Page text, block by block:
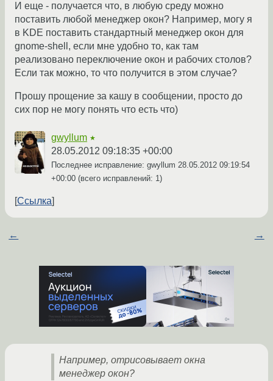
И еще - получается что, в любую среду можно
поставить любой менеджер окон? Например, могу я
в KDE поставить стандартный менеджер окон для
gnome-shell, если мне удобно то, как там
реализовано переключение окон и рабочих столов?
Если так можно, то что получится в этом случае?
Прошу прощение за кашу в сообщении, просто до
сих пор не могу понять что есть что)
gwyllum ★
28.05.2012 09:18:35 +00:00
Последнее исправление: gwyllum 28.05.2012 09:19:54
+00:00 (всего исправлений: 1)
Ссылка
← →
Например, отрисовывает окна
менеджер окон?